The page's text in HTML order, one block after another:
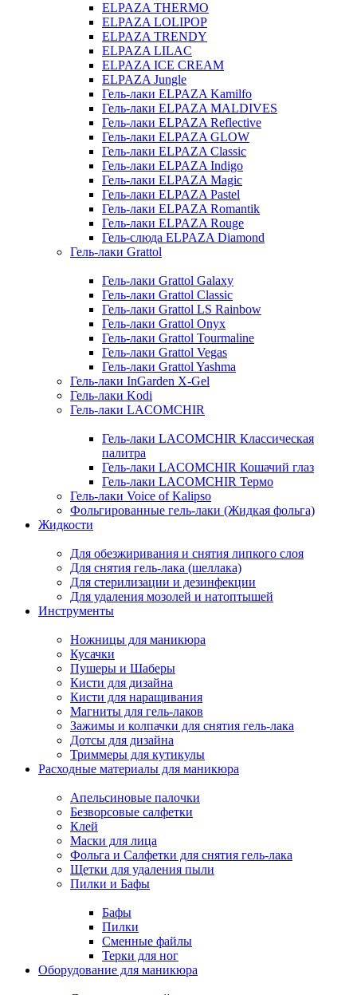
ELPAZA THERMO
ELPAZA LOLIPOP
ELPAZA TRENDY
ELPAZA LILAC
ELPAZA IСE CREAM
ELPAZA Jungle
Гель-лаки ELPAZA Kamilfo
Гель-лаки ELPAZA MALDIVES
Гель-лаки ELPAZA Reflective
Гель-лаки ELPAZA GLOW
Гель-лаки ELPAZA Classic
Гель-лаки ELPAZA Indigo
Гель-лаки ELPAZA Magic
Гель-лаки ELPAZA Pastel
Гель-лаки ELPAZA Romantik
Гель-лаки ELPAZA Rouge
Гель-слюда ELPAZA Diamond
Гель-лаки Grattol
Гель-лаки Grattol Galaxy
Гель-лаки Grattol Classic
Гель-лаки Grattol LS Rainbow
Гель-лаки Grattol Onyx
Гель-лаки Grattol Tourmaline
Гель-лаки Grattol Vegas
Гель-лаки Grattol Yashma
Гель-лаки InGarden X-Gel
Гель-лаки Kodi
Гель-лаки LACOMCHIR
Гель-лаки LACOMCHIR Классическая
палитра
Гель-лаки LACOMCHIR Кошачий глаз
Гель-лаки LACOMCHIR Термо
Гель-лаки Voice of Kalipso
Фольгированные гель-лаки (Жидкая фольга)
Жидкости
Для обезжиривания и снятия липкого слоя
Для снятия гель-лака (шеллака)
Для стерилизации и дезинфекции
Для удаления мозолей и натоптышей
Инструменты
Ножницы для маникюра
Кусачки
Пушеры и Шаберы
Кисти для дизайна
Кисти для наращивания
Магниты для гель-лаков
Зажимы и колпачки для снятия гель-лака
Дотсы для дизайна
Триммеры для кутикулы
Расходные материалы для маникюра
Апельсиновые палочки
Безворсовые салфетки
Клей
Маски для лица
Фольга и Салфетки для снятия гель-лака
Щетки для удаления пыли
Пилки и Бафы
Бафы
Пилки
Сменные файлы
Терки для ног
Оборудование для маникюра